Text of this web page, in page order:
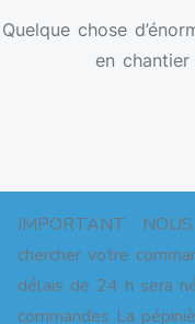
IMPORTANT :
chercher votre
délais de 24 h sera
commandes La
Quelque chose
en